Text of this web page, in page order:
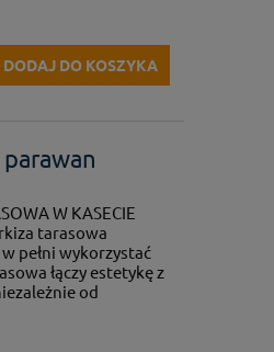
DODAJ DO KOSZYKA
W KASECIE
tarasowa
pełni wykorzystać
łączy estetykę z
od